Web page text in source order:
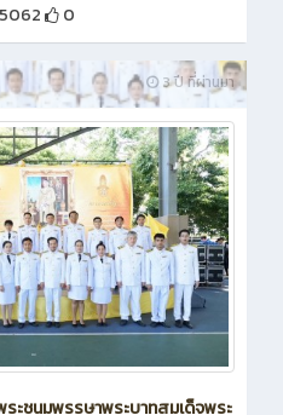
0
3 ปี ที่ผ่านมา
ะชนมพรรษาพระบาทสมเด็จพระ